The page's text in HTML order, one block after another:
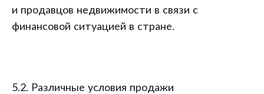
и продавцов недвижимости в связи с
финансовой ситуацией в стране.
5.2. Различные условия продажи